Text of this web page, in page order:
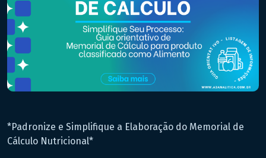
*Padronize e Simplifique a Elaboração do Memorial de
Cálculo Nutricional*